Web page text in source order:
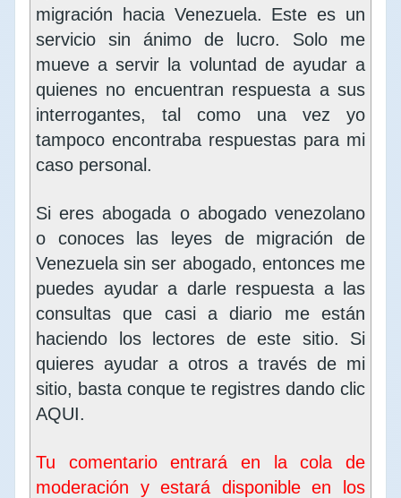
migración hacia Venezuela. Este es un
servicio sin ánimo de lucro. Solo me
mueve a servir la voluntad de ayudar a
quienes no encuentran respuesta a sus
interrogantes, tal como una vez yo
tampoco encontraba respuestas para mi
caso personal.
Si eres abogada o abogado venezolano
o conoces las leyes de migración de
Venezuela sin ser abogado, entonces me
puedes ayudar a darle respuesta a las
consultas que casi a diario me están
haciendo los lectores de este sitio. Si
quieres ayudar a otros a través de mi
sitio, basta conque te registres dando clic
AQUI.
Tu comentario entrará en la cola de
moderación y estará disponible en los